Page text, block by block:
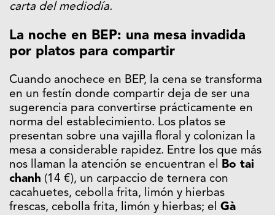
carta del mediodía.
La noche en BEP: una mesa invadida
por platos para compartir
Cuando anochece en BEP, la cena se transforma
en un festín donde compartir deja de ser una
sugerencia para convertirse prácticamente en
norma del establecimiento. Los platos se
presentan sobre una vajilla floral y colonizan la
mesa a considerable rapidez. Entre los que más
nos llaman la atención se encuentran el Bo tai
chanh (14 €), un carpaccio de ternera con
cacahuetes, cebolla frita, limón y hierbas
frescas, cebolla frita, limón y hierbas; el Gà